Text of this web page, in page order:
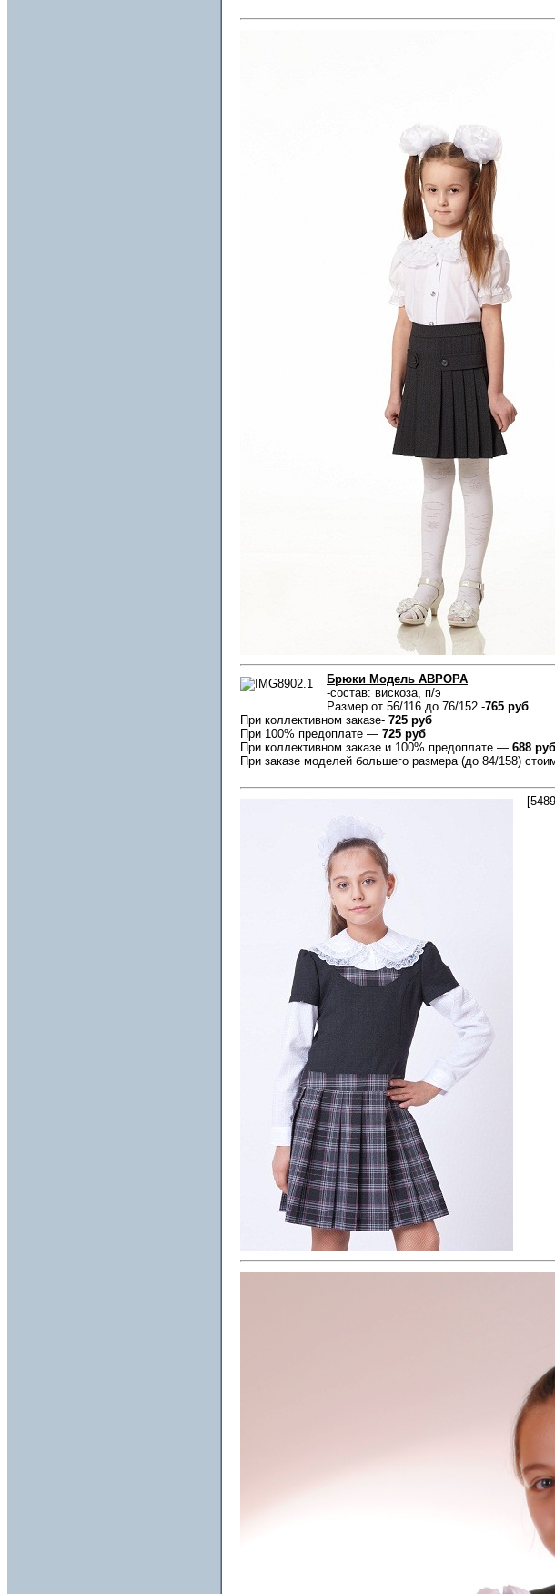
Брюки Модель АВРОРА
-состав: вискоза, п/э
Размер от 56/116 до 76/152 -765 руб
При коллективном заказе- 725 руб
При 100% предоплате — 725 руб
При коллективном заказе и 100% предоплате — 688 руб
При заказе моделей большего размера (до 84/158)